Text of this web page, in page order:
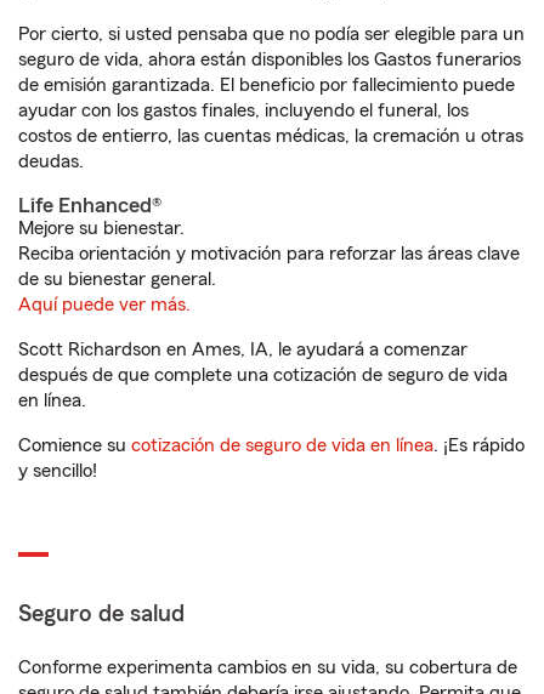
Por cierto, si usted pensaba que no podía ser elegible para un
seguro de vida, ahora están disponibles los Gastos funerarios
de emisión garantizada. El beneficio por fallecimiento puede
ayudar con los gastos finales, incluyendo el funeral, los
costos de entierro, las cuentas médicas, la cremación u otras
deudas.
Life Enhanced®
Mejore su bienestar.
Reciba orientación y motivación para reforzar las áreas clave
de su bienestar general.
Aquí puede ver más.
Scott Richardson en Ames, IA, le ayudará a comenzar
después de que complete una cotización de seguro de vida
en línea.
Comience su cotización de seguro de vida en línea. ¡Es rápido
y sencillo!
Seguro de salud
Conforme experimenta cambios en su vida, su cobertura de